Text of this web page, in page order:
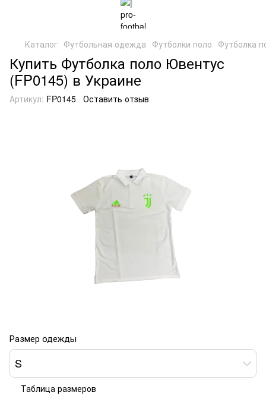
Каталог Футбольная одежда Футболки поло Футболка
Купить Футболка поло Ювентус
(FP0145) в Украине
Артикул: FP0145 Оставить отзыв
Размер одежды
S
Таблица размеров